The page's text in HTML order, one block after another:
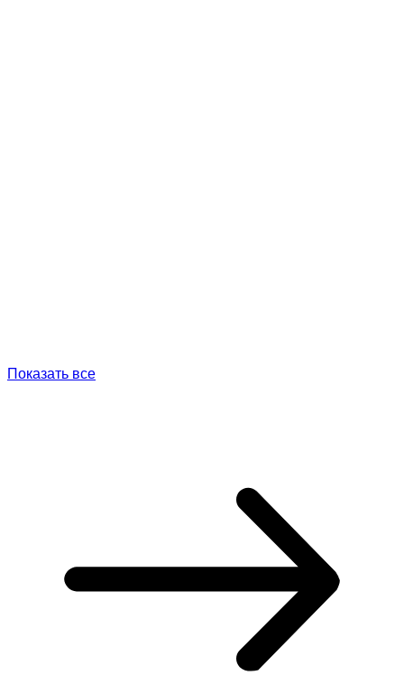
Показать все